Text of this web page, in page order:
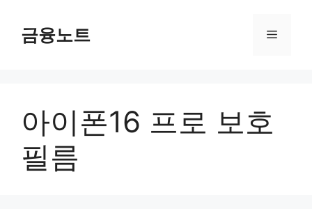
금융노트 메
아이폰16 프로 보호
필름